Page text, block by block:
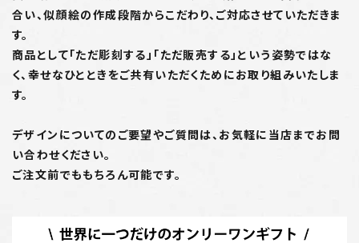
合い、似顔絵の作成段階からこだわり、ご対応させていただきま
す。
商品として「ただ彫刻する」「ただ販売する」という姿勢ではな
く、幸せなひとときをご共有いただくためにお取り組みいたしま
す。
デザインについてのご要望やご質問は、お気軽に当店までお問
い合わせください。
ご注文前でももちろん可能です。